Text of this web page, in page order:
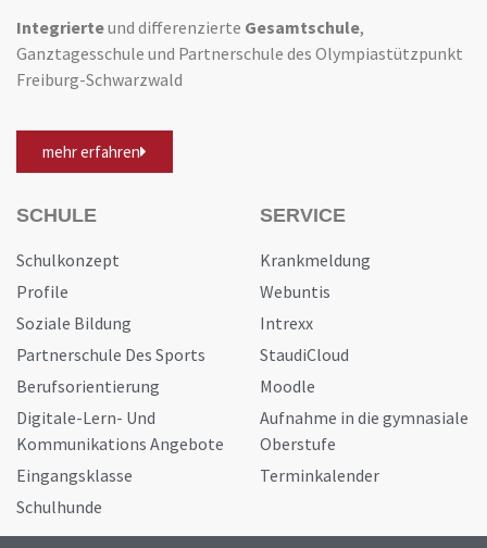
Integrierteund differenzierte Gesamtschule,
Ganztagesschule und Partnerschule des Olympiastützpunkt
Freiburg-Schwarzwald
mehr erfahren
SCHULE
Schulkonzept
Profile
Soziale Bildung
Partnerschule Des Sports
Berufsorientierung
Digitale-Lern- Und
Kommunikations Angebote
Eingangsklasse
Schulhunde
SERVICE
Krankmeldung
Webuntis
Intrexx
StaudiCloud
Moodle
Aufnahme in die gymnasiale
Oberstufe
Terminkalender